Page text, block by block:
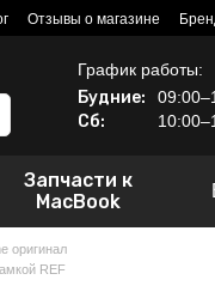
Отзывы о магазине
График работы:
Будние:
Сб:
Запчасти к
MacBook
оригинал
REF